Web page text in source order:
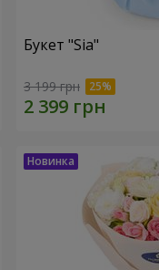
Букет "Sia"
3 199 грн